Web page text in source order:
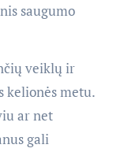
saugumo
veiklų ir
kelionės metu.
ar net
gali